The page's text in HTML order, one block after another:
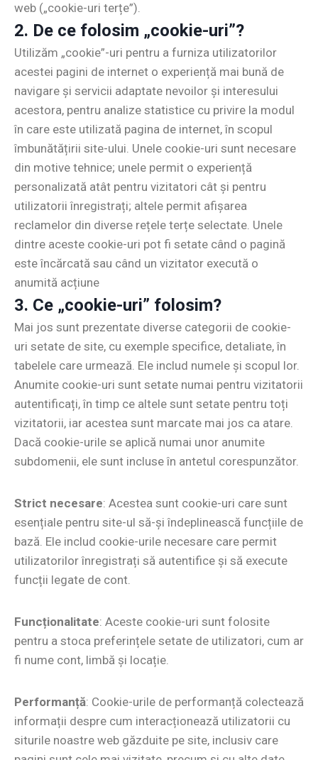
web („cookie-uri terțe”).
2. De ce folosim „cookie-uri”?
Utilizăm „cookie”-uri pentru a furniza utilizatorilor
acestei pagini de internet o experiență mai bună de
navigare și servicii adaptate nevoilor și interesului
acestora, pentru analize statistice cu privire la modul
în care este utilizată pagina de internet, în scopul
îmbunătățirii site-ului. Unele cookie-uri sunt necesare
din motive tehnice; unele permit o experiență
personalizată atât pentru vizitatori cât și pentru
utilizatorii înregistrați; altele permit afișarea
reclamelor din diverse rețele terțe selectate. Unele
dintre aceste cookie-uri pot fi setate când o pagină
este încărcată sau când un vizitator execută o
anumită acțiune
3. Ce „cookie-uri” folosim?
Mai jos sunt prezentate diverse categorii de cookie-
uri setate de site, cu exemple specifice, detaliate, în
tabelele care urmează. Ele includ numele și scopul lor.
Anumite cookie-uri sunt setate numai pentru vizitatorii
autentificați, în timp ce altele sunt setate pentru toți
vizitatorii, iar acestea sunt marcate mai jos ca atare.
Dacă cookie-urile se aplică numai unor anumite
subdomenii, ele sunt incluse în antetul corespunzător.
Strict necesare: Acestea sunt cookie-uri care sunt
esențiale pentru site-ul să-și îndeplinească funcțiile de
bază. Ele includ cookie-urile necesare care permit
utilizatorilor înregistrați să autentifice și să execute
funcții legate de cont.
Funcționalitate: Aceste cookie-uri sunt folosite
pentru a stoca preferințele setate de utilizatori, cum ar
fi nume cont, limbă și locație.
Performanță: Cookie-urile de performanță colectează
informații despre cum interacționează utilizatorii cu
siturile noastre web găzduite pe site, inclusiv care